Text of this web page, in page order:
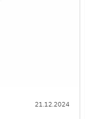
21.12.2024